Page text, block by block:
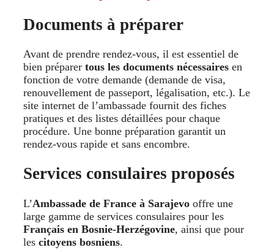
Documents à préparer
Avant de prendre rendez-vous, il est essentiel de
bien préparer tous les documents nécessaires en
fonction de votre demande (demande de visa,
renouvellement de passeport, légalisation, etc.). Le
site internet de l’ambassade fournit des fiches
pratiques et des listes détaillées pour chaque
procédure. Une bonne préparation garantit un
rendez-vous rapide et sans encombre.
Services consulaires proposés
L’Ambassade de France à Sarajevo offre une
large gamme de services consulaires pour les
Français en Bosnie-Herzégovine, ainsi que pour
les citoyens bosniens.